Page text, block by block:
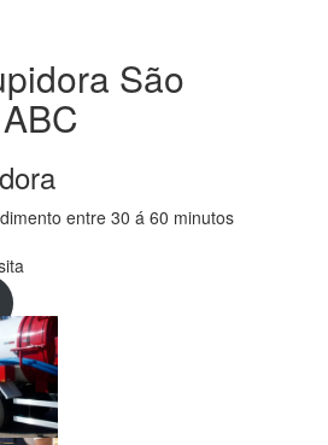
São
entre 30 á 60 minutos